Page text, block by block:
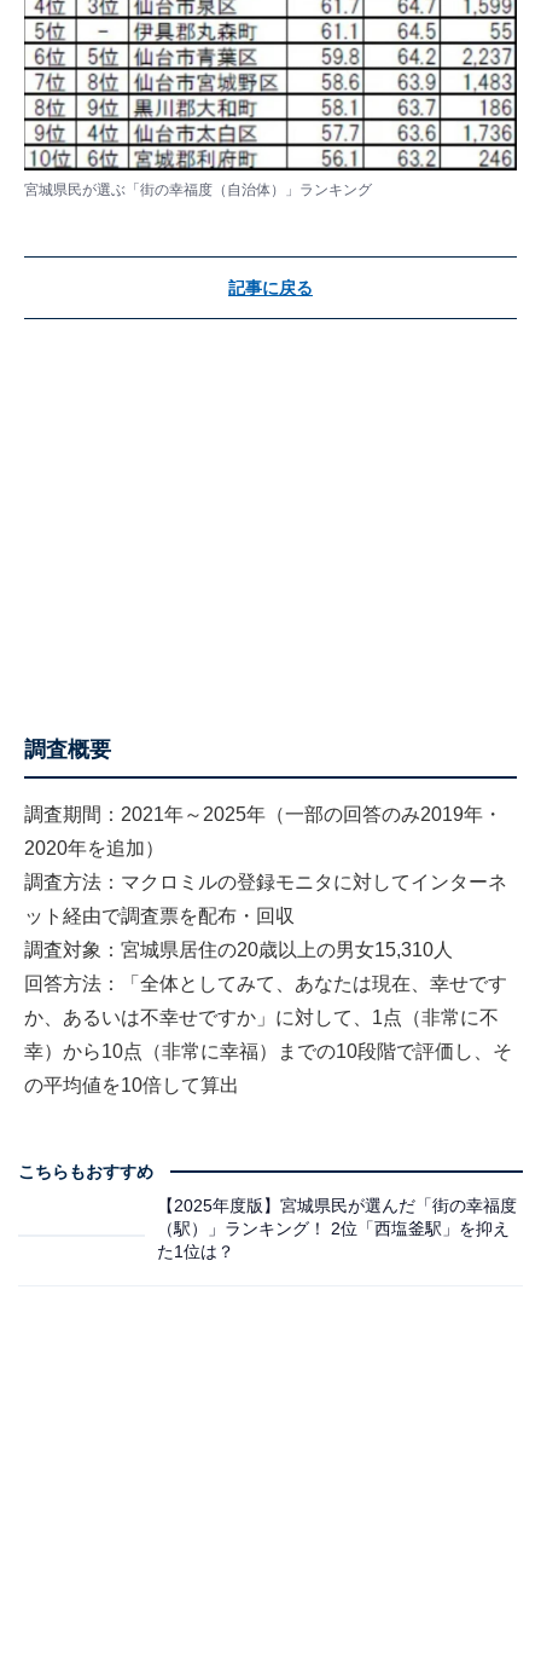
宮城県民が選ぶ「街の幸福度（自治体）」ランキング
記事に戻る
調査概要
調査期間：2021年～2025年（一部の回答のみ2019年・
2020年を追加）
調査方法：マクロミルの登録モニタに対してインターネ
ット経由で調査票を配布・回収
調査対象：宮城県居住の20歳以上の男女15,310人
回答方法：「全体としてみて、あなたは現在、幸せです
か、あるいは不幸せですか」に対して、1点（非常に不
幸）から10点（非常に幸福）までの10段階で評価し、そ
の平均値を10倍して算出
こちらもおすすめ
【2025年度版】宮城県民が選んだ「街の幸福度
（駅）」ランキング！ 2位「西塩釜駅」を抑え
た1位は？